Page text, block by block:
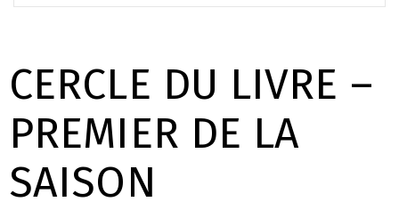
CERCLE DU LIVRE –
PREMIER DE LA
SAISON